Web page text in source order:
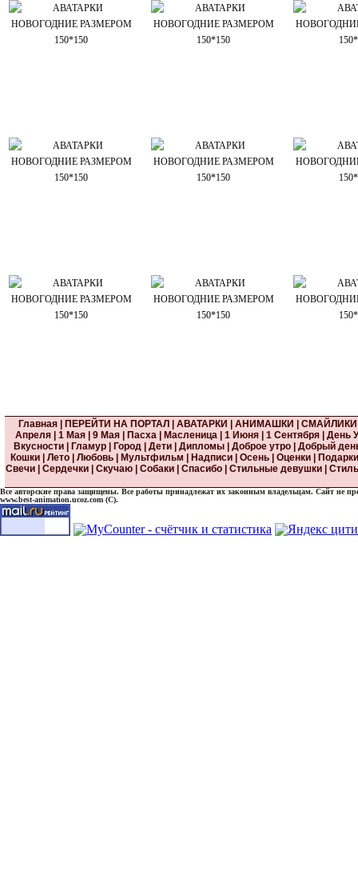
Главная ПЕРЕЙТИ НА ПОРТАЛ АВАТАРКИ АНИМАШКИ СМАЙЛИКИ
Апреля| 1 Мая| 9 Мая| Пасха| Масленица| 1 Июня| 1 Сентября| День
Вкусности| Гламур| Город| Дети| Дипломы| Доброе утро| Добрый
Кошки| Лето| Любовь| Мультфильм Надписи| Осень| Оценки|
Подарки
Свечи| Сердечки| Скучаю| Собаки| Спасибо| Стильные девушки|
Все авторские права защищены. Все работы принадлежат их законным владельцам. Сайт не
www.best-animation.ucoz.com (C).